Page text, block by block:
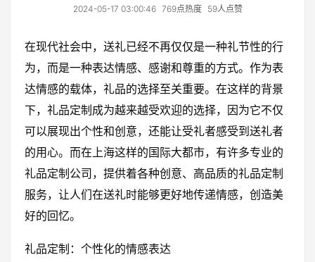
2024-05-17 03:00:46 769点热度 59人点赞
在现代社会中，送礼已经不再仅仅是一种礼节性的行
为，而是一种表达情感、感谢和尊重的方式。作为表
达情感的载体，礼品的选择至关重要。在这样的背景
下，礼品定制成为越来越受欢迎的选择，因为它不仅
可以展现出个性和创意，还能让受礼者感受到送礼者
的用心。而在上海这样的国际大都市，有许多专业的
礼品定制公司，提供着各种创意、高品质的礼品定制
服务，让人们在送礼时能够更好地传递情感，创造美
好的回忆。
礼品定制：个性化的情感表达